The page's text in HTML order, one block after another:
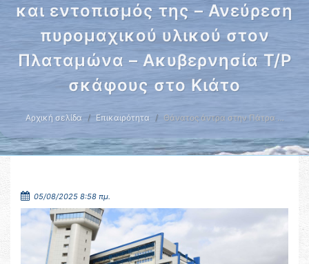
και εντοπισμός της – Ανεύρεση
πυρομαχικού υλικού στον
Πλαταμώνα – Ακυβερνησία Τ/Ρ
σκάφους στο Κιάτο
Αρχική σελίδα Επικαιρότητα Θάνατος άντρα στην Πάτρα …
05/08/2025 8:58 πμ.